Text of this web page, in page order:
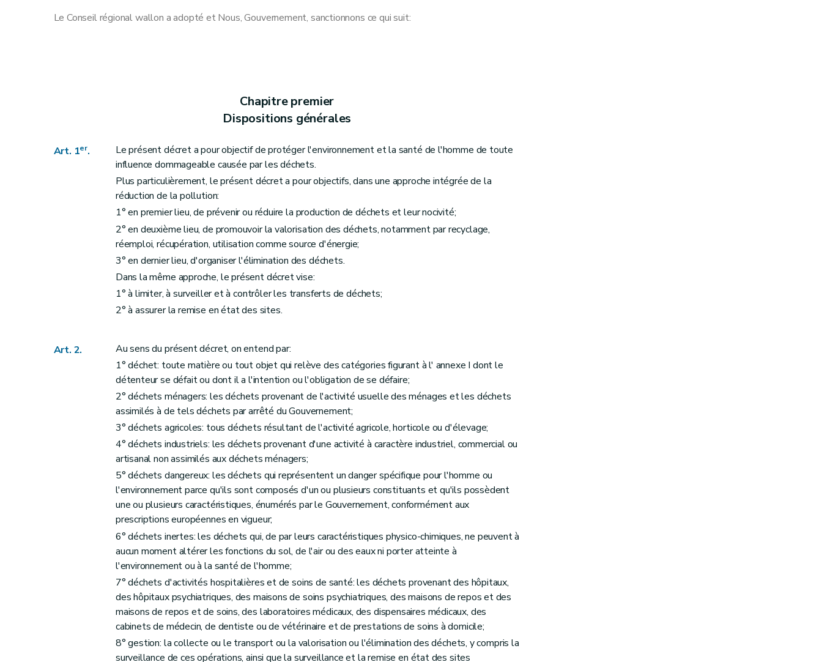
Art. 8bis
Art. 15
Section 2 Dispositions particulières à la valorisation des déchets
Art. 16
Art. 17
Art. 18
Section 3 Dispositions particulières à l'élimination des déchets
Art. 19
Art. 20
Section 4 Dispositions particulières aux déchets ménagers
Art. 21
Art. 22
Section première Dispositions communes
Art. 10
Art. 13
Art. 14
Art. 15
Section 2 Dispositions particulières à la valorisation des déchets
Art. 16
Art. 17
Art. 18
Section 3
Dispositions particulières à l'élimination des déchets
Art. 19
Art. 20
Section 4 Dispositions particulières aux déchets ménagers
Art. 21
Le Conseil régional wallon a adopté et Nous, Gouvernement, sanctionnons ce qui suit:
Chapitre premier
Dispositions générales
Art. 1er.
Le présent décret a pour objectif de protéger l'environnement et la santé de l'homme de toute
influence dommageable causée par les déchets.
Plus particulièrement, le présent décret a pour objectifs, dans une approche intégrée de la
réduction de la pollution:
1° en premier lieu, de prévenir ou réduire la production de déchets et leur nocivité;
2° en deuxième lieu, de promouvoir la valorisation des déchets, notamment par recyclage,
réemploi, récupération, utilisation comme source d'énergie;
3° en dernier lieu, d'organiser l'élimination des déchets.
Dans la même approche, le présent décret vise:
1° à limiter, à surveiller et à contrôler les transferts de déchets;
2° à assurer la remise en état des sites.
Art. 2.
Au sens du présent décret, on entend par:
1° déchet: toute matière ou tout objet qui relève des catégories figurant à l' annexe I dont le
détenteur se défait ou dont il a l'intention ou l'obligation de se défaire;
2° déchets ménagers: les déchets provenant de l'activité usuelle des ménages et les déchets
assimilés à de tels déchets par arrêté du Gouvernement;
3° déchets agricoles: tous déchets résultant de l'activité agricole, horticole ou d'élevage;
4° déchets industriels: les déchets provenant d'une activité à caractère industriel, commercial ou
artisanal non assimilés aux déchets ménagers;
5° déchets dangereux: les déchets qui représentent un danger spécifique pour l'homme ou
l'environnement parce qu'ils sont composés d'un ou plusieurs constituants et qu'ils possèdent
une ou plusieurs caractéristiques, énumérés par le Gouvernement, conformément aux
prescriptions européennes en vigueur;
6° déchets inertes: les déchets qui, de par leurs caractéristiques physico-chimiques, ne peuvent à
aucun moment altérer les fonctions du sol, de l'air ou des eaux ni porter atteinte à
l'environnement ou à la santé de l'homme;
7° déchets d'activités hospitalières et de soins de santé: les déchets provenant des hôpitaux,
des hôpitaux psychiatriques, des maisons de soins psychiatriques, des maisons de repos et des
maisons de repos et de soins, des laboratoires médicaux, des dispensaires médicaux, des
cabinets de médecin, de dentiste ou de vétérinaire et de prestations de soins à domicile;
8° gestion: la collecte ou le transport ou la valorisation ou l'élimination des déchets, y compris la
surveillance de ces opérations, ainsi que la surveillance et la remise en état des sites